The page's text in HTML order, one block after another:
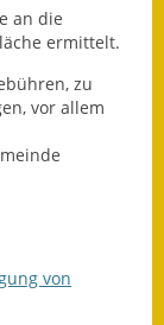
an die
ermittelt.
zu
vor allem
von